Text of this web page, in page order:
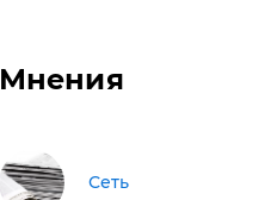
Мнения
Сеть